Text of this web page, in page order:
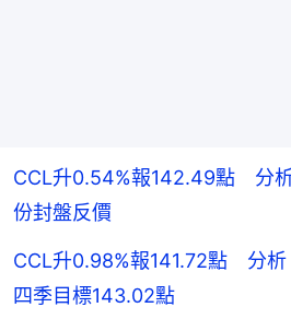
CCL升0.54%報142.49點 分
份封盤反價
CCL升0.98%報141.72點 分析
四季目標143.02點